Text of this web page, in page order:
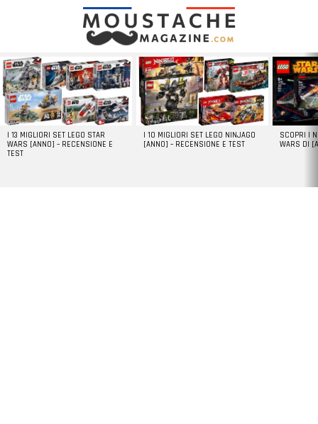
LATEST
STORIES
I 13 MIGLIORI SET LEGO STAR
WARS [ANNO] – RECENSIONE E
TEST
I 10 MIGLIORI SET LEGO NINJAGO
[ANNO] – RECENSIONE E TEST
SCOPRI I
WARS DI